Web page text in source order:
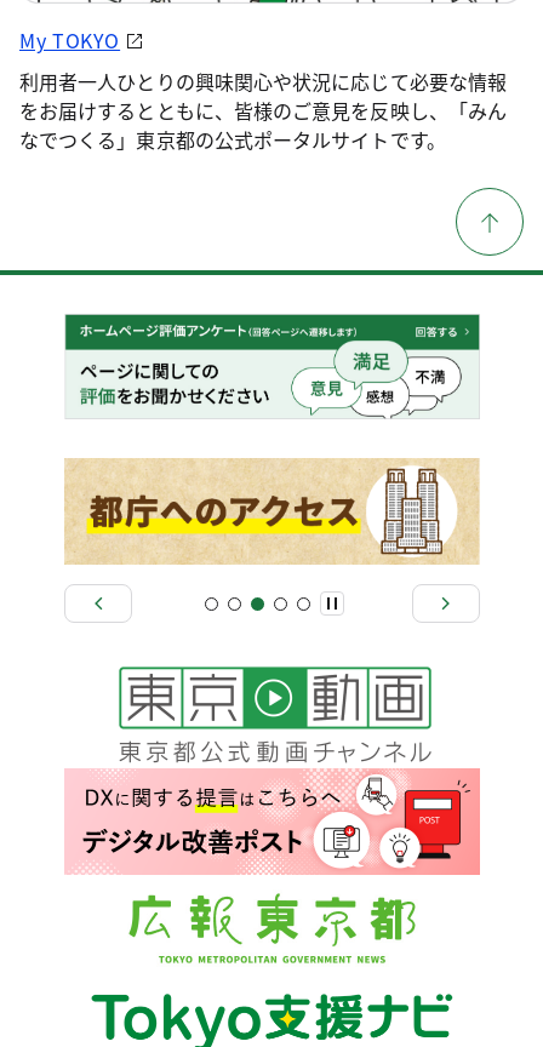
My TOKYO
利用者一人ひとりの興味関心や状況に応じて必要な情報
をお届けするとともに、皆様のご意見を反映し、「みん
なでつくる」東京都の公式ポータルサイトです。